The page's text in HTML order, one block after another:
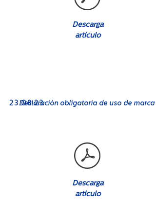
Descarga
artículo
23.08.23
Declaración obligatoria de uso de marca
Descarga
artículo